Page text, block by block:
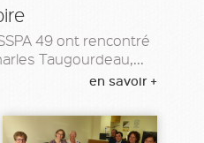
49 ont rencontré
Taugourdeau,...
en savoir +